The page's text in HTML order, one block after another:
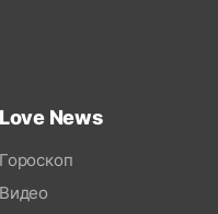
Love News
Гороскоп
Видео